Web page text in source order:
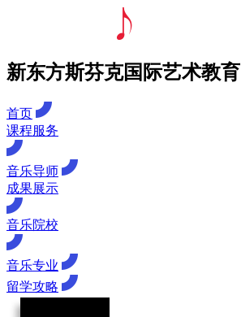
新东方斯芬克国际艺术教育
首页
课程服务
音乐导师
成果展示
音乐院校
音乐专业
留学攻略